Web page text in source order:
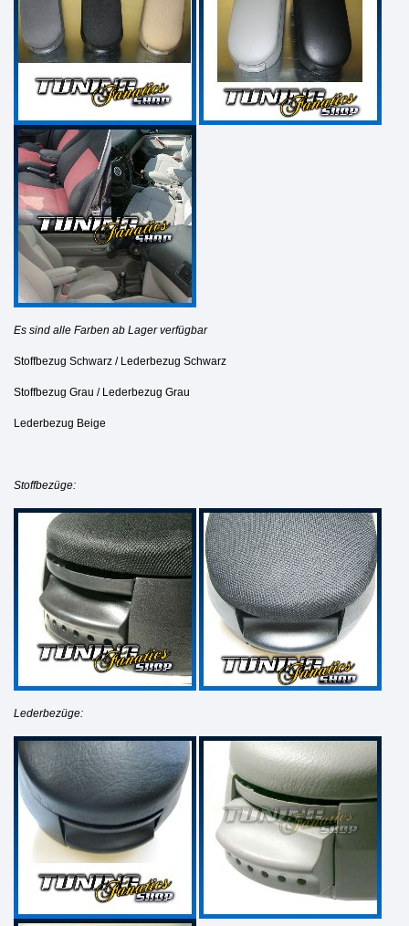
Es sind alle Farben ab Lager verfügbar
Stoffbezug Schwarz / Lederbezug Schwarz
Stoffbezug Grau / Lederbezug Grau
Lederbezug Beige
Stoffbezüge:
Lederbezüge: